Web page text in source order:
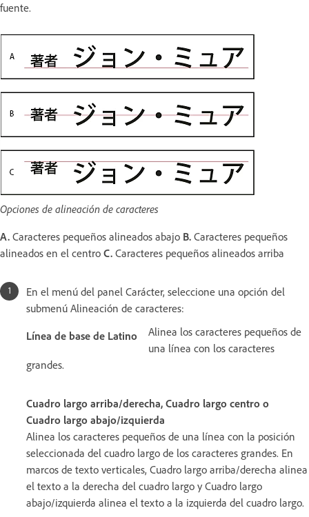
fuente.
Opciones de alineación de caracteres
A. Caracteres pequeños alineados abajo B. Caracteres pequeños
alineados en el centro C. Caracteres pequeños alineados arriba
En el menú del panel Carácter, seleccione una opción del
submenú Alineación de caracteres:
Línea de base de Latino
Alinea los caracteres pequeños de
una línea con los caracteres
grandes.
Cuadro largo arriba/derecha, Cuadro largo centro o
Cuadro largo abajo/izquierda
Alinea los caracteres pequeños de una línea con la posición
seleccionada del cuadro largo de los caracteres grandes. En
marcos de texto verticales, Cuadro largo arriba/derecha alinea
el texto a la derecha del cuadro largo y Cuadro largo
abajo/izquierda alinea el texto a la izquierda del cuadro largo.